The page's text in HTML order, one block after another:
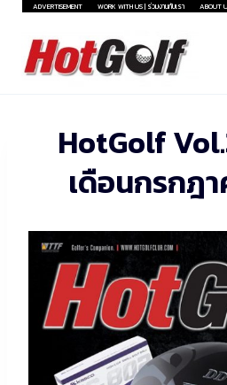
Skip
content
ADVERTISEMENT WORK WITH US | ร่วมงานกับเรา ABOUT
HotGolf
เดือนกรกฎ